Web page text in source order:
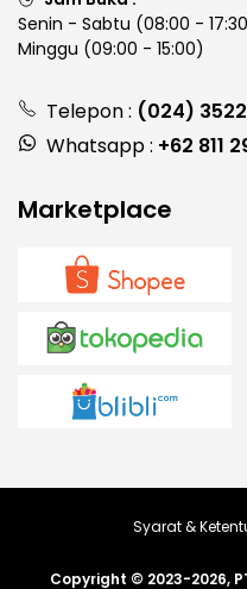
Senin - Sabtu (08:00 -
Minggu (09:00 - 15:00)
Telepon : (024)
Whatsapp : +62 811
Marketplace
Copyright © 2023-2026,
Syarat &